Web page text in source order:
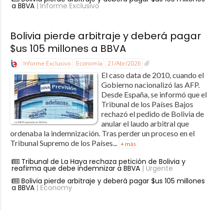
a BBVA| Informe Exclusivo
Bolivia pierde arbitraje y deberá pagar
$us 105 millones a BBVA
Informe Exclusivo Economía 21/Abr/2026
El caso data de 2010, cuando el
Gobierno nacionalizó las AFP.
Desde España, se informó que el
Tribunal de los Países Bajos
rechazó el pedido de Bolivia de
anular el laudo arbitral que
ordenaba la indemnización. Tras perder un proceso en el
Tribunal Supremo de los Países...
+ más
Tribunal de La Haya rechaza petición de Bolivia y
reafirma que debe indemnizar a BBVA| Urgente
Bolivia pierde arbitraje y deberá pagar $us 105 millones
a BBVA| Economy